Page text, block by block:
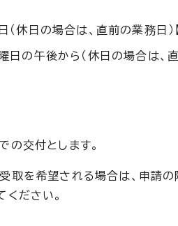
休日の場合は、直前の業務日）
の午後から（休日の場合は、直
の交付とします。
取を希望される場合は、申請
ください。